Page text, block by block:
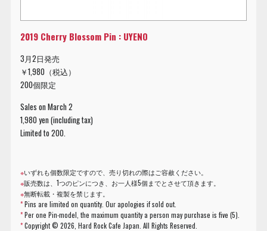
2019 Cherry Blossom Pin : UYENO
3月2日発売
￥1,980（税込）
200個限定
Sales on March 2
1,980 yen (including tax)
Limited to 200.
※いずれも個数限定ですので、売り切れの際はご容赦ください。
※販売数は、1つのピンにつき、お一人様5個までとさせて頂きます。
※無断転載・複製を禁じます。
*Pins are limited on quantity. Our apologies if sold out.
*Per one Pin-model, the maximum quantity a person may purchase is five (5).
*Copyright ©2026, Hard Rock Cafe Japan. All Rights Reserved.